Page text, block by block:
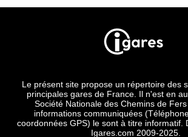
Le présent site propose un répertoire des
principales gares de France. Il n'est en
Société Nationale des Chemins de
informations communiquées
coordonnées GPS) le sont à titre informatif.
Igares.com 2009-2025.